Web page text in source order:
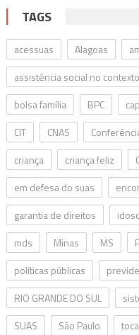
TAGS
acessuas Alagoas
assistência social no
bolsa família
BPC
CIT
CNAS
criança
criança feliz
em defesa do suas
garantia de direitos
mds
Minas MS
políticas públicas
RIO GRANDE DO SUL
SUAS
São Paulo